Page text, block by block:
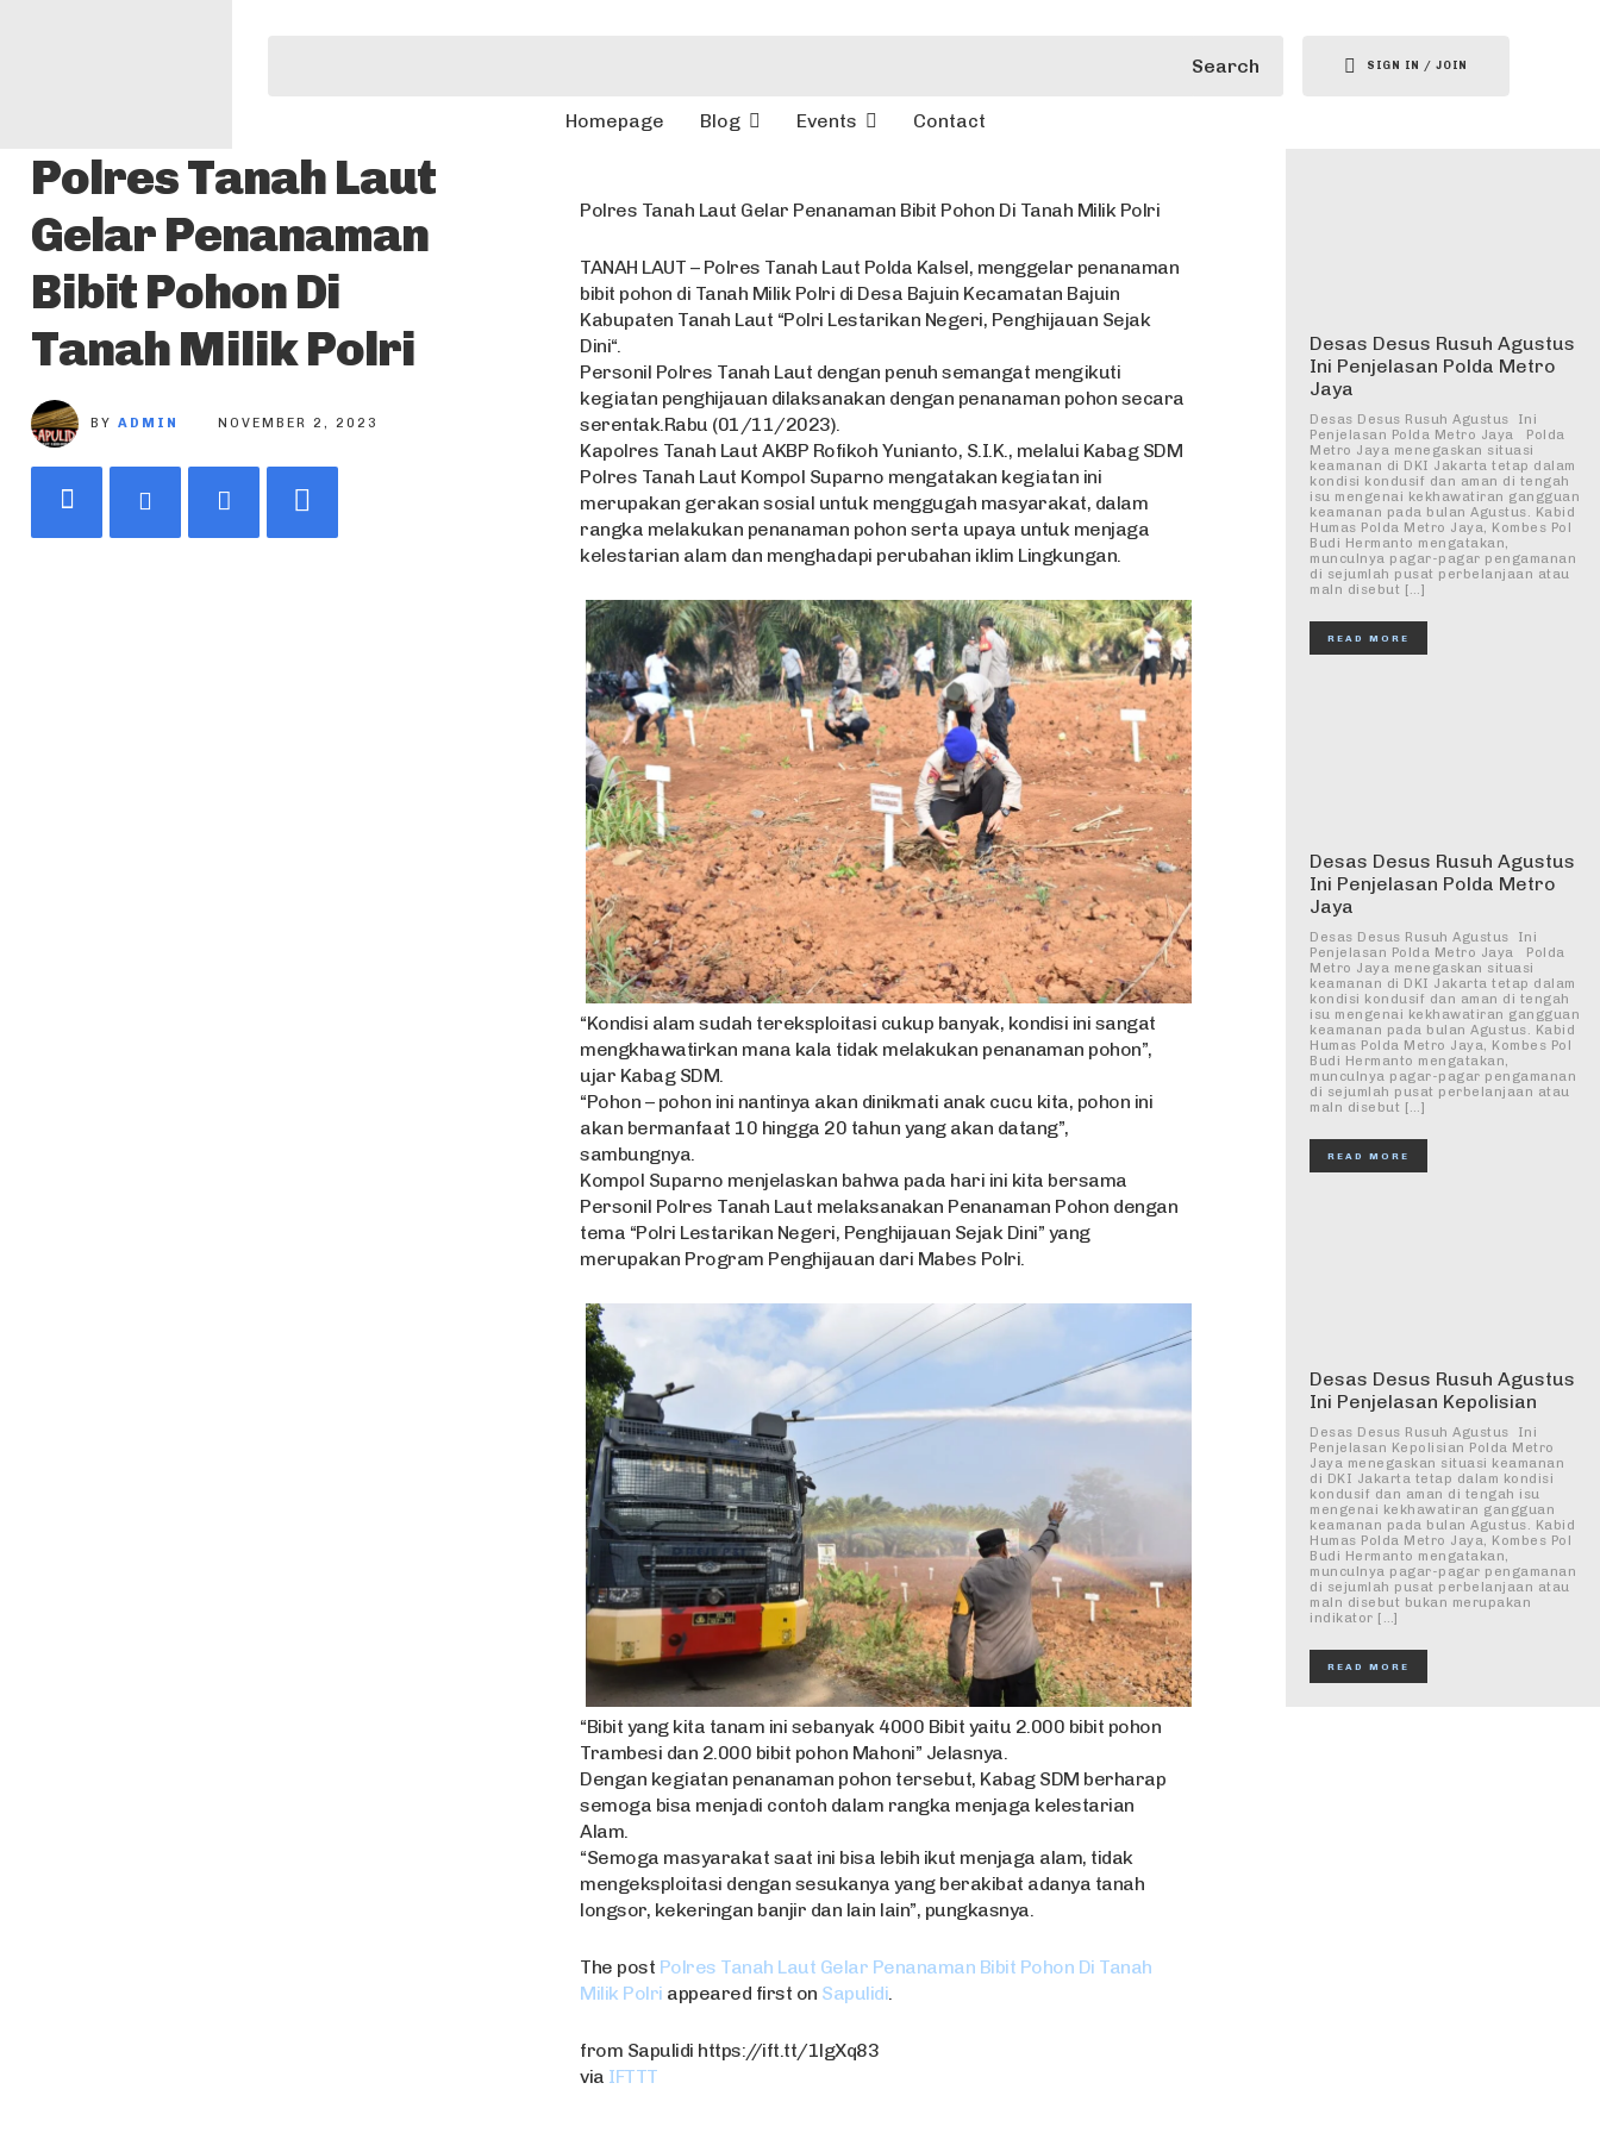
Search
Homepage Blog Events Contact
SIGN IN / JOIN
Polres Tanah Laut
Gelar Penanaman
Bibit Pohon Di
Tanah Milik Polri
BY ADMIN NOVEMBER 2, 2023
Polres Tanah Laut Gelar Penanaman Bibit Pohon Di Tanah Milik Polri
TANAH LAUT – Polres Tanah Laut Polda Kalsel, menggelar penanaman
bibit pohon di Tanah Milik Polri di Desa Bajuin Kecamatan Bajuin
Kabupaten Tanah Laut “Polri Lestarikan Negeri, Penghijauan Sejak
Dini“.
Personil Polres Tanah Laut dengan penuh semangat mengikuti
kegiatan penghijauan dilaksanakan dengan penanaman pohon secara
serentak.Rabu (01/11/2023).
Kapolres Tanah Laut AKBP Rofikoh Yunianto, S.I.K., melalui Kabag SDM
Polres Tanah Laut Kompol Suparno mengatakan kegiatan ini
merupakan gerakan sosial untuk menggugah masyarakat, dalam
rangka melakukan penanaman pohon serta upaya untuk menjaga
kelestarian alam dan menghadapi perubahan iklim Lingkungan.
“Kondisi alam sudah tereksploitasi cukup banyak, kondisi ini sangat
mengkhawatirkan mana kala tidak melakukan penanaman pohon”,
ujar Kabag SDM.
“Pohon – pohon ini nantinya akan dinikmati anak cucu kita, pohon ini
akan bermanfaat 10 hingga 20 tahun yang akan datang”,
sambungnya.
Kompol Suparno menjelaskan bahwa pada hari ini kita bersama
Personil Polres Tanah Laut melaksanakan Penanaman Pohon dengan
tema “Polri Lestarikan Negeri, Penghijauan Sejak Dini” yang
merupakan Program Penghijauan dari Mabes Polri.
“Bibit yang kita tanam ini sebanyak 4000 Bibit yaitu 2.000 bibit pohon
Trambesi dan 2.000 bibit pohon Mahoni” Jelasnya.
Dengan kegiatan penanaman pohon tersebut, Kabag SDM berharap
semoga bisa menjadi contoh dalam rangka menjaga kelestarian
Alam.
“Semoga masyarakat saat ini bisa lebih ikut menjaga alam, tidak
mengeksploitasi dengan sesukanya yang berakibat adanya tanah
longsor, kekeringan banjir dan lain lain”, pungkasnya.
The post Polres Tanah Laut Gelar Penanaman Bibit Pohon Di Tanah
Milik Polri appeared first on Sapulidi
from Sapulidi https://ift.tt/1lgXq83
via IFTTT
Desas Desus Rusuh Agustus
Ini Penjelasan Polda Metro
Jaya
Desas Desus Rusuh Agustus Ini
Penjelasan Polda Metro Jaya Polda
Metro Jaya menegaskan situasi
keamanan di DKI Jakarta tetap dalam
kondisi kondusif dan aman di tengah
isu mengenai kekhawatiran gangguan
keamanan pada bulan Agustus. Kabid
Humas Polda Metro Jaya, Kombes Pol
Budi Hermanto mengatakan,
munculnya pagar-pagar pengamanan
di sejumlah pusat perbelanjaan atau
maln disebut […]
READ MORE
Desas Desus Rusuh Agustus
Ini Penjelasan Polda Metro
Jaya
Desas Desus Rusuh Agustus Ini
Penjelasan Polda Metro Jaya Polda
Metro Jaya menegaskan situasi
keamanan di DKI Jakarta tetap dalam
kondisi kondusif dan aman di tengah
isu mengenai kekhawatiran gangguan
keamanan pada bulan Agustus. Kabid
Humas Polda Metro Jaya, Kombes Pol
Budi Hermanto mengatakan,
munculnya pagar-pagar pengamanan
di sejumlah pusat perbelanjaan atau
maln disebut […]
READ MORE
Desas Desus Rusuh Agustus
Ini Penjelasan Kepolisian
Desas Desus Rusuh Agustus Ini
Penjelasan Kepolisian Polda Metro
Jaya menegaskan situasi keamanan
di DKI Jakarta tetap dalam kondisi
kondusif dan aman di tengah isu
mengenai kekhawatiran gangguan
keamanan pada bulan Agustus. Kabid
Humas Polda Metro Jaya, Kombes Pol
Budi Hermanto mengatakan,
munculnya pagar-pagar pengamanan
di sejumlah pusat perbelanjaan atau
maln disebut bukan merupakan
indikator […]
READ MORE